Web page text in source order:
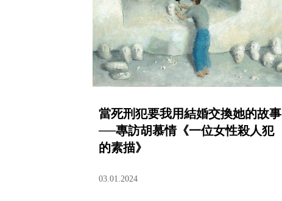
當死刑犯要我用結婚交換她的故事
──專訪胡慕情《一位女性殺人犯
的素描》
03.01.2024